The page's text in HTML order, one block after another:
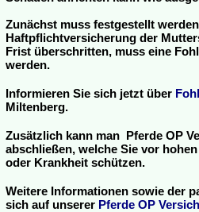
Zunächst muss festgestellt
Haftpflichtversicherung der
Frist überschritten, muss eine
werden.
Informieren Sie sich jetzt über
Miltenberg.
Zusätzlich kann man Pferde OP
abschließen, welche Sie vor
oder Krankheit schützen.
Weitere Informationen sowie der
sich auf unserer Pferde OP